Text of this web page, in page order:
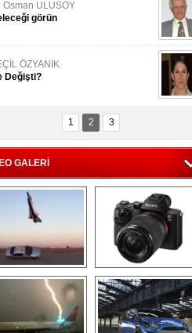
Osman ULUSOY
görün
ÖZYANIK
Değişti?
KÖYATASI
Vatan !
1 2 3
GALERİ
Savaş uçağı
pilotundan
muhteşem gösteri
Sony Alpha 7R II ön
inceleme